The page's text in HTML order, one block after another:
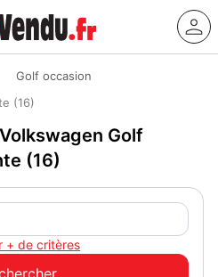
Golf occasion
(16)
Golf
(16)
+ de critères